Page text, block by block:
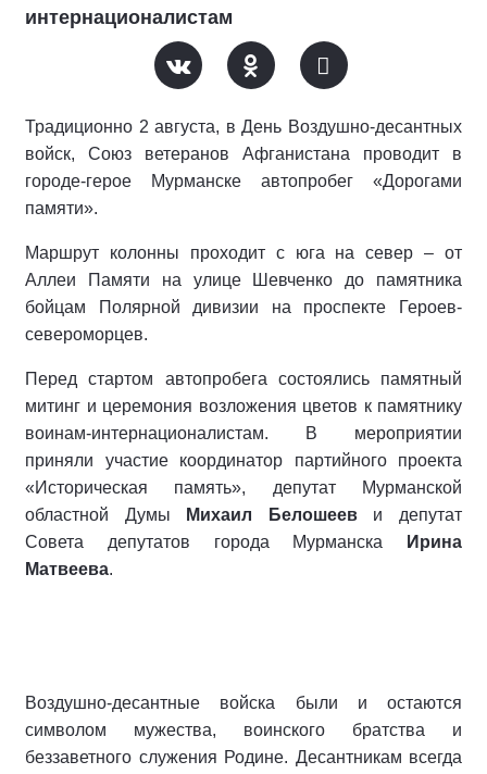
интернационалистам
Традиционно 2 августа, в День Воздушно-десантных
войск, Союз ветеранов Афганистана проводит в
городе-герое Мурманске автопробег «Дорогами
памяти».
Маршрут колонны проходит с юга на север – от
Аллеи Памяти на улице Шевченко до памятника
бойцам Полярной дивизии на проспекте Героев-
североморцев.
Перед стартом автопробега состоялись памятный
митинг и церемония возложения цветов к памятнику
воинам-интернационалистам. В мероприятии
приняли участие координатор партийного проекта
«Историческая память», депутат Мурманской
областной Думы
Михаил Белошееви депутат
Совета депутатов города Мурманска
Ирина
Матвеева.
Воздушно-десантные войска были и остаются
символом мужества, воинского братства и
беззаветного служения Родине. Десантникам всегда